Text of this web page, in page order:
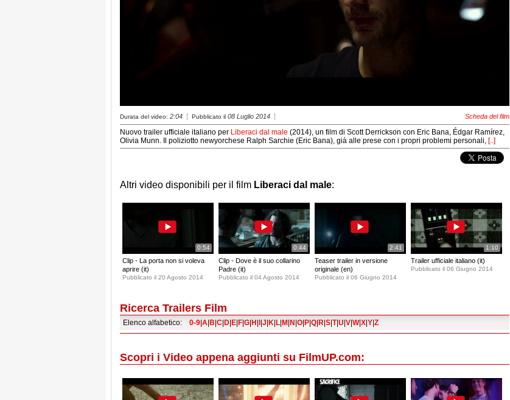
Durata del video: 2:04 Pubblicato il 08 Luglio 2014 Scheda del film
Nuovo trailer ufficiale italiano per Liberaci dal male (2014), un film di Scott Derrickson con Eric Bana, Édgar Ramírez,
Olivia Munn. Il poliziotto newyorchese Ralph Sarchie (Eric Bana), già alle prese con i propri problemi personali, [..]
Altri video disponibili per il film Liberaci dal male:
0:54
Clip - La porta non si voleva
aprire (it)
Pubblicato il 20 Agosto 2014
0:44
Clip - Dove è il suo collarino
Padre (it)
Pubblicato il 04 Agosto 2014
2:41
Teaser trailer in versione
originale (en)
Pubblicato il 06 Giugno 2014
1:10
Trailer ufficiale italiano (it)
Pubblicato il 06 Giugno 2014
Ricerca Trailers Film
Elenco alfabetico: 0-9|A|B|C|D|E|F|G|H|I|J|K|L|M|N|O|P|Q|R|S|T|U|V|W|X|Y|Z
Scopri i Video appena aggiunti su FilmUP.com: